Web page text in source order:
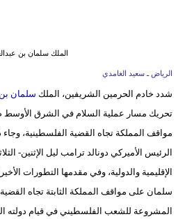
الملك سلمان بن
الرياض ـ سعيد الغامدي
شدد خادم الحرمين الشريفين، الملك سلمان بن
تحريك مسار عملية السلام في الشرق الأوسط
مواقف المملكة تجاه القضية الفلسطينية،
الرئيس الأميركي دونالد ترامب ليل الإثنين-
الإقليمية والدولية، وفي مقدمها التطورات
سلمان على مواقف المملكة الثابتة تجاه
المشروعة للشعب الفلسطيني في قيام دولته